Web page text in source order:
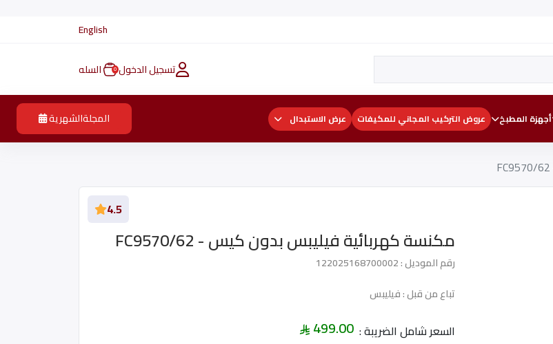
English
تسجيل الدخول 0 السله
أجهزة المطبخ عروض التركيب المجاني للمكيفات عرض الاستبدال المجلةالشهرية
4.5
مكنسة كهربائية فيليبس بدون كيس - FC9570/62
رقم الموديل : 122025168700002
تباع من قبل : فيليبس
السعر شامل الضريبة : 499.00